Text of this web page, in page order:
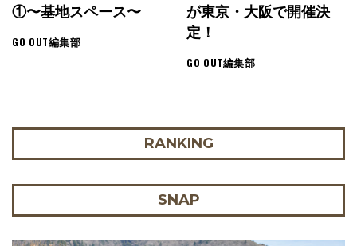
①〜基地スペース〜
GO OUT編集部
が東京・大阪で開催決
定！
GO OUT編集部
RANKING
SNAP